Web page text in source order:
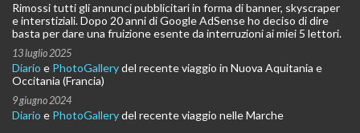
Rimossi tutti gli annunci pubblicitari in forma di banner, skyscraper
e interstiziali. Dopo 20 anni di Google AdSense ho deciso di dire
basta per dare una fruizione esente da interruzioni ai miei 5 lettori.
13 luglio 2025
Diario e PhotoGallerydel recente viaggio in Nuova Aquitania e
Occitania (Francia)
9 giugno 2024
Diario e PhotoGallerydel recente viaggio nelle Marche